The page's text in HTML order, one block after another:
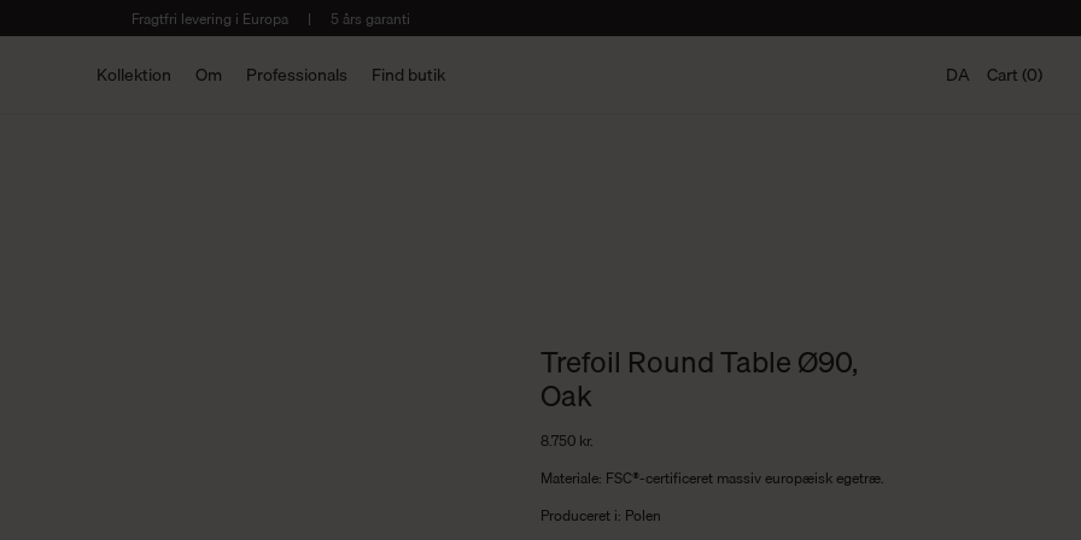
Fragtfri levering i Europa | 5 års garanti
Kollektion Om Professionals Find butik DA Cart (0)
Trefoil Round Table Ø90,
Oak
8.750 kr.
Materiale: FSC®-certificeret massiv europæisk egetræ.
Produceret i: Polen